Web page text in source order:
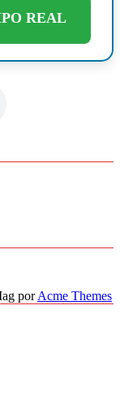
REAL
porAcme Themes